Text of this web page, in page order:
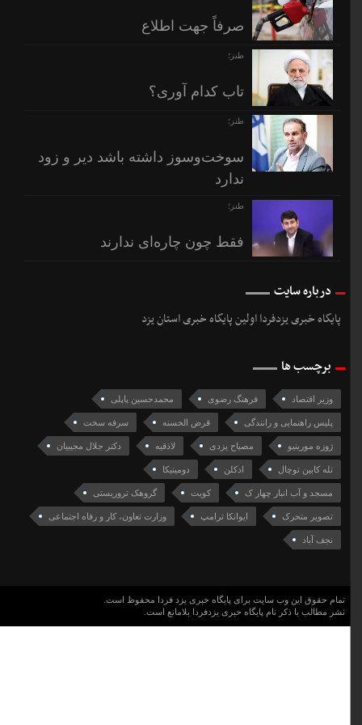
صرفاً جهت اطلاع
طنز؛
تاب کدام آوری؟
طنز؛
سوخت‌وسوز داشته باشد دیر و زود
ندارد
طنز؛
فقط چون چاره‌ای ندارند
درباره سایت
پایگاه خبری یزدفردا اولین پایگاه خبری استان یزد
برچسب ها
وزیر اقتصاد فرهنگ رضوی محمدحسین پاپلی
پلیس راهنمایی و رانندگی قرض الحسنه سرفه سخت
ژوزه مورینیو مصباح یزدی لاذقیه دکتر جلال مجیبیان
تله کابین توچال ادکلن دومینیکا
مسجد و آب انبار چهار ک کویت گروهک تروریستی
تصویر متحرک ایوانکا ترامپ وزارت تعاون، کار و رفاه اجتماعی
نجف آباد
تمام حقوق این وب سایت برای پایگاه خبری یزد فردا محفوظ است.
نشر مطالب با ذکر نام پایگاه خبری یزدفردا بلامانع است.